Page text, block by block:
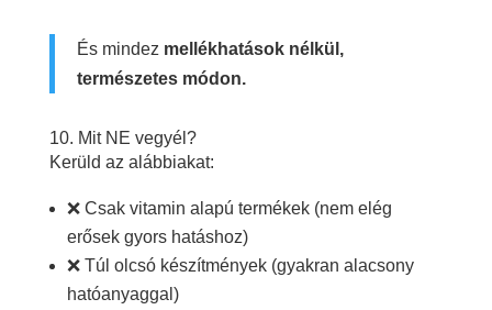
És mindez mellékhatások nélkül,
természetes módon.
10. Mit NE vegyél?
Kerüld az alábbiakat:
❌ Csak vitamin alapú termékek (nem elég
erősek gyors hatáshoz)
❌ Túl olcsó készítmények (gyakran alacsony
hatóanyaggal)